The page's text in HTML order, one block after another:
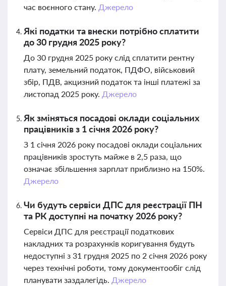
час воєнного стану. Джерело
Які податки та внески потрібно сплатити
до 30 грудня 2025 року?
До 30 грудня 2025 року слід сплатити рентну
плату, земельний податок, ПДФО, військовий
збір, ПДВ, акцизний податок та інші платежі за
листопад 2025 року. Джерело
Як зміняться посадові оклади соціальних
працівників з 1 січня 2026 року?
З 1 січня 2026 року посадові оклади соціальних
працівників зростуть майже в 2,5 раза, що
означає збільшення зарплат приблизно на 150%.
Джерело
Чи будуть сервіси ДПС для реєстрації ПН
та РК доступні на початку 2026 року?
Сервіси ДПС для реєстрації податкових
накладних та розрахунків коригування будуть
недоступні з 31 грудня 2025 по 2 січня 2026 року
через технічні роботи, тому документообіг слід
планувати заздалегідь. Джерело